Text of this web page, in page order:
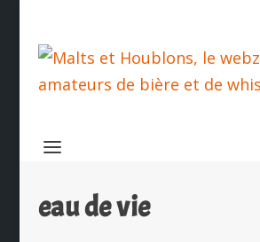
eau de vie